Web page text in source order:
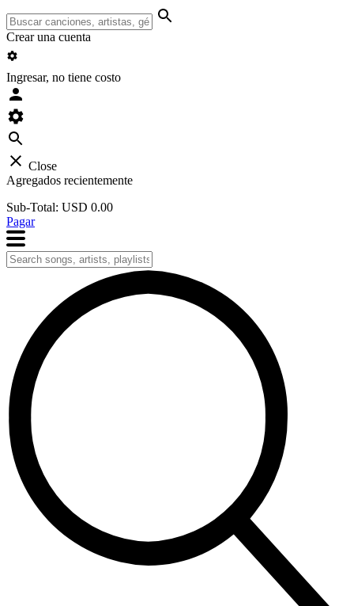
Crear una cuenta
Ingresar, no tiene costo
Close
Agregados recientemente
Sub-Total: USD 0.00
Pagar